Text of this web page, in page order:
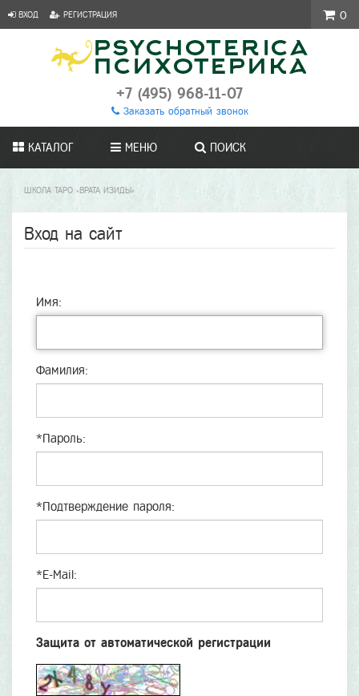
ВХОД РЕГИСТРАЦИЯ
+7 (495) 968-11-07
Заказать обратный звонок
КАТАЛОГ МЕНЮ ПОИСК
ШКОЛА ТАРО «ВРАТА ИЗИДЫ»
Вход на сайт
Имя:
Фамилия:
*Пароль:
*Подтверждение пароля:
*E-Mail:
Защита от автоматической регистрации
0